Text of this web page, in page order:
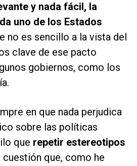
y nada fácil, la
uno de los Estados
no es sencillo a la vista del
clave de ese pacto
gobiernos, como los
en que nada perjudica
sobre las políticas
que repetir estereotipos
que, como he